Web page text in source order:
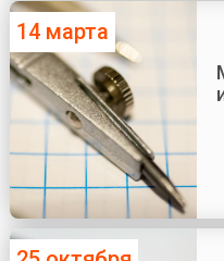
14 марта